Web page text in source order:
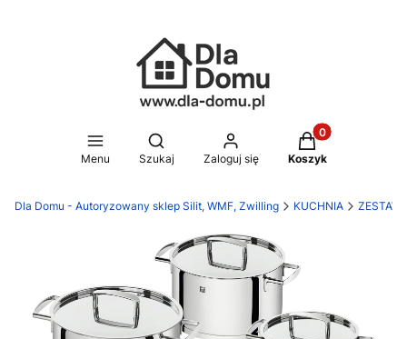
Menu
Otwórz wyszukiwarkę
Szukaj Zaloguj się
Produkty w
Koszyk
Dla Domu - Autoryzowany sklep Silit, WMF, Zwilling KUCHNIA